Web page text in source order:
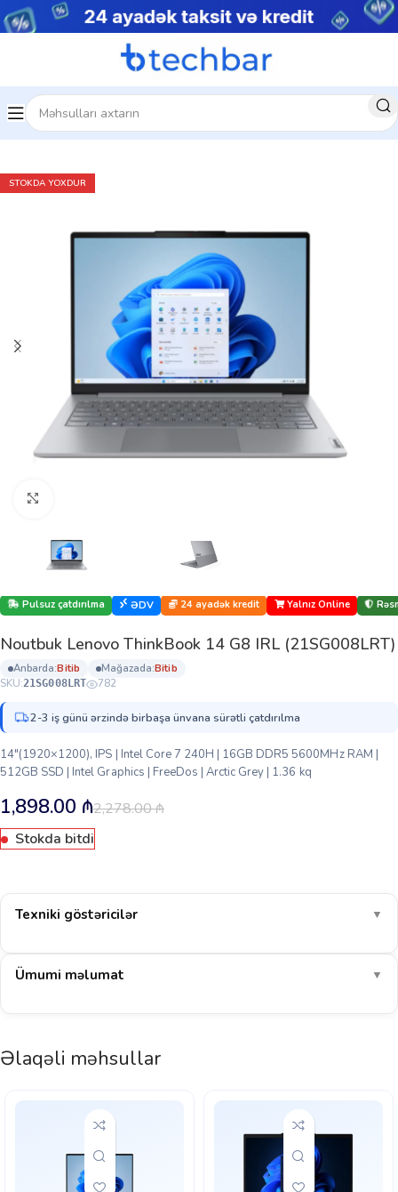
Ev Noutbuklar Biznes noutbukları
STOKDA YOXDUR
Pulsuz çatdırılma ƏDV 24 ayadək kredit Yalnız Online
Noutbuk Lenovo ThinkBook 14 G8 IRL (21SG008LRT)
anbarda: bi̇ti̇b mağazada: bi̇ti̇b
SKU:21SG008LRT 782
2-3 iş günü ərzində birbaşa ünvana sürətli çatdırılma
14″(1920×1200), IPS | Intel Core 7 240H | 16GB DDR5 5600MHz RAM |
512GB SSD | Intel Graphics | FreeDos | Arctic Grey | 1.36 kq
2,278.00₼
1,898.00 ₼
Stokda bitdi
Texniki göstəricilər ▼
Ümumi məlumat ▼
Əlaqəli məhsullar